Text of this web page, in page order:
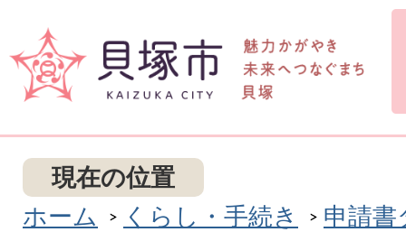
現在の位置
ホーム
くらし・手続き 申請書